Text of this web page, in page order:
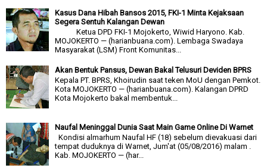
Kasus Dana Hibah Bansos 2015, FKI-1 Minta Kejaksaan
Segera Sentuh Kalangan Dewan
Ketua DPD FKI-1 Mojokerto, Wiwid Haryono. Kab.
MOJOKERTO — (harianbuana.com). Lembaga Swadaya
Masyarakat (LSM) Front Komunitas...
Akan Bentuk Pansus, Dewan Bakal Telusuri Deviden BPRS
Kepala PT. BPRS, Khoirudin saat teken MoU dengan Pemkot.
Kota MOJOKERTO — (harianbuana.com). Kalangan DPRD
Kota Mojokerto bakal membentuk...
Naufal Meninggal Dunia Saat Main Game Online Di Warnet
Kondisi almarhum Naufal HF (18) sebelum dievakuasi dari
tempat duduknya di Warnet, Jum'at (05/08/2016) malam .
Kab. MOJOKERTO — (har...